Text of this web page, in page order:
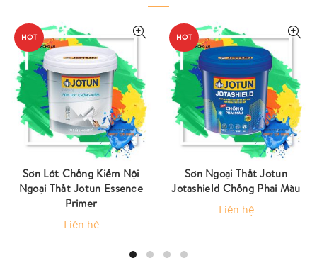
HOT
Sơn Lót Chống Kiềm Nội
Ngoại Thất Jotun Essence
Primer
Liên hệ
HOT
Sơn Ngoại Thất Jotun
Jotashield Chống Phai Màu
Liên hệ